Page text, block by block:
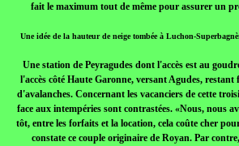
fait le maximum tout de même pour assurer un
Une idée de la hauteur de neige tombée à Luchon-
Une station de Peyragudes dont l'accès est au
l'accès côté Haute Garonne, versant Agudes,
d'avalanches. Concernant les vacanciers de cette
face aux intempéries sont contrastées. «Nous, nous
tôt, entre les forfaits et la location, cela coûte cher
constate ce couple originaire de Royan. Par